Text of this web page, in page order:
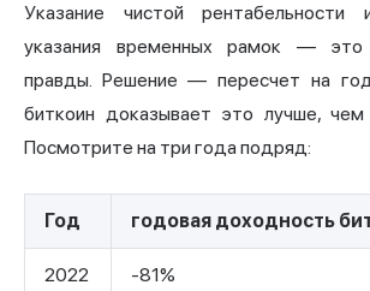
Указание чистой рентабельности
указания временных рамок — это
правды. Решение — пересчет на
биткоин доказывает это лучше,
Посмотрите на три года подряд:
Год годовая доходность
2022 -81%